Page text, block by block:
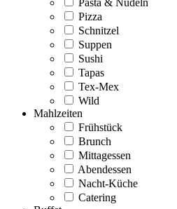
Pizza
Schnitzel
Suppen
Sushi
Tapas
Tex-Mex
Wild
Mahlzeiten
Frühstück
Brunch
Mittagessen
Abendessen
Nacht-Küche
Catering